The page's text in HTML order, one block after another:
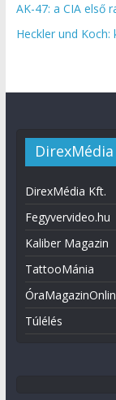
AK-47: a CIA első
Heckler und
DirexMédia Kft.
Fegyvervideo.hu
Kaliber Magazin
TattooMánia
Túlélés